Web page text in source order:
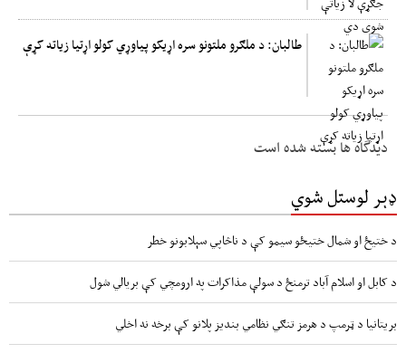
طالبان: د ملګرو ملتونو سره اړیکو پیاوړي کولو اړتیا زیاته کړې
دیدگاه ها بسته شده است
ډېر لوستل شوي
د ختیځ او شمال ختیځو سیمو کې د ناڅاپي سېلابونو خطر
د کابل او اسلام آباد ترمنځ د سولې مذاکرات په ارومچي کې بريالي شول
بریتانیا د ټرمپ د هرمز تنګي نظامي بندیز پلانو کې برخه نه اخلي